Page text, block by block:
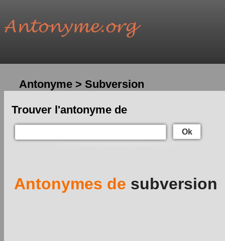
Antonyme > Subversion
Trouver l'antonyme de
Ok
Antonymes de subversion